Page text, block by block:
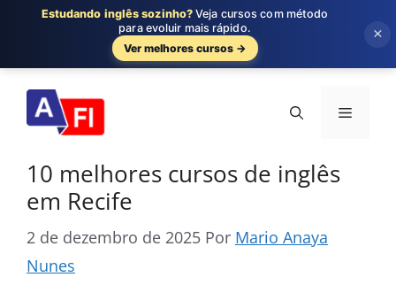
para
conteúdo
Menu
10 melhores cursos de inglês
em Recife
2 de dezembro de 2025 Por Mario Anaya
Nunes
Estudando inglês sozinho? Veja cursos com método
para evoluir mais rápido.
Ver melhores cursos →
×